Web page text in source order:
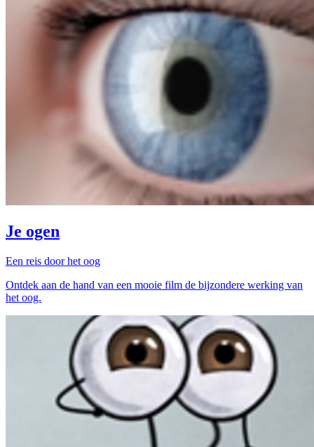
Je ogen
Een reis door het oog
Ontdek aan de hand van een mooie film de bijzondere werking van
het oog.